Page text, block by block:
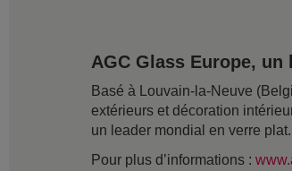
AGC Glass Europe,
Basé à Louvain-la-Neuve
extérieurs et décoration
un leader mondial en verre
Pour plus d’informations :